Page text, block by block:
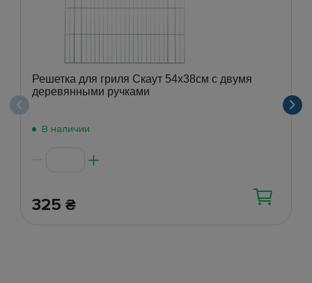
Решетка для гриля Скаут 54х38см с двумя
деревянными ручками
В наличии
325 ₴